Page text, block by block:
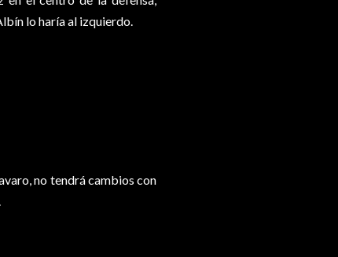
lo haría al izquierdo.
no tendrá cambios con